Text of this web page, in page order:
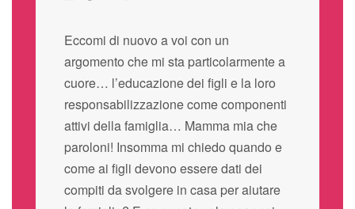
Eccomi di nuovo a voi con un
argomento che mi sta particolarmente a
cuore… l’educazione dei figli e la loro
responsabilizzazione come componenti
attivi della famiglia… Mamma mia che
paroloni! Insomma mi chiedo quando e
come ai figli devono essere dati dei
compiti da svolgere in casa per aiutare